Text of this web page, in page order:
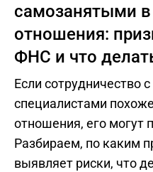
самозанятыми
отношения:
ФНС и что
Если сотрудничество
специалистами
отношения, его могут
Разбираем, по каким
выявляет риски, что